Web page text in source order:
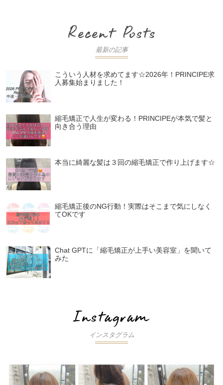
最新の記事
こういう人材を求めてます☆2026年！PRINCIPE求
人募集始まりました！
縮毛矯正で人生が変わる！PRINCIPEが本気で髪と
向き合う理由
本当に綺麗な髪は３回の縮毛矯正で作り上げます☆
縮毛矯正後のNG行動！実際はそこまで気にしなく
てOKです
Chat GPTに「縮毛矯正が上手い美容室」を聞いて
みた
インスタグラム